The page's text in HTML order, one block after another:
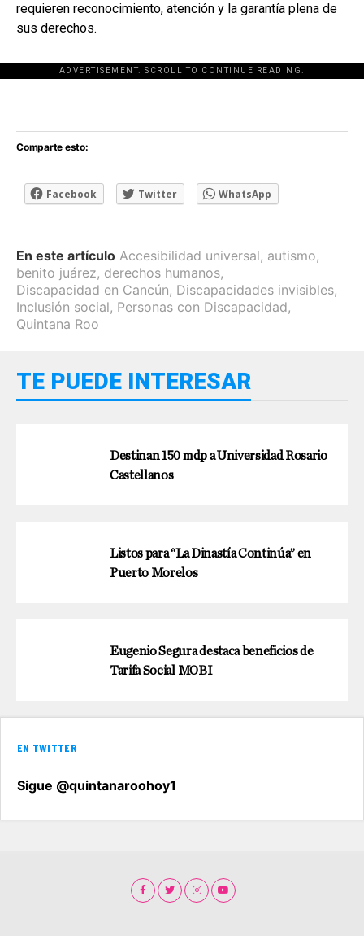
requieren reconocimiento, atención y la garantía plena de
sus derechos.
ADVERTISEMENT. SCROLL TO CONTINUE READING.
[adsforwp id="243463"]
Comparte esto:
Facebook Twitter WhatsApp
En este artículo Accesibilidad universal, autismo,
benito juárez, derechos humanos,
Discapacidad en Cancún, Discapacidades invisibles,
Inclusión social, Personas con Discapacidad,
Quintana Roo
TE PUEDE INTERESAR
Destinan 150 mdp a Universidad Rosario
Castellanos
Listos para “La Dinastía Continúa” en
Puerto Morelos
Eugenio Segura destaca beneficios de
Tarifa Social MOBI
EN TWITTER
Sigue @quintanaroohoy1